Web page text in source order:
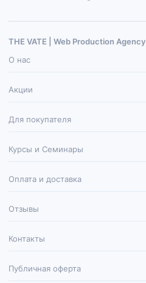
THE VATE | Web Production Agenсy
О нас
Акции
Для покупателя
Курсы и Семинары
Оплата и доставка
Отзывы
Контакты
Публичная оферта